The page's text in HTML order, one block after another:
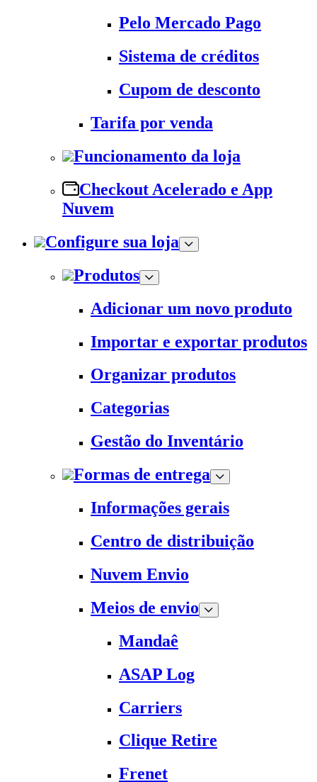
Pelo Mercado Pago
Sistema de créditos
Cupom de desconto
Tarifa por venda
Funcionamento da loja
Checkout Acelerado e App
Nuvem
Configure sua loja
Produtos
Adicionar um novo produto
Importar e exportar produtos
Organizar produtos
Categorias
Gestão do Inventário
Formas de entrega
Informações gerais
Centro de distribuição
Nuvem Envio
Meios de envio
Mandaê
ASAP Log
Carriers
Clique Retire
Frenet